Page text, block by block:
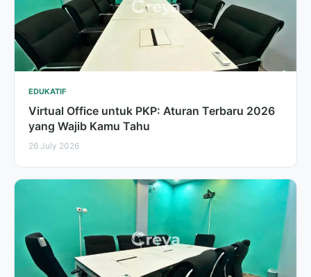
EDUKATIF
Virtual Office untuk PKP: Aturan Terbaru 2026
yang Wajib Kamu Tahu
26 July 2026